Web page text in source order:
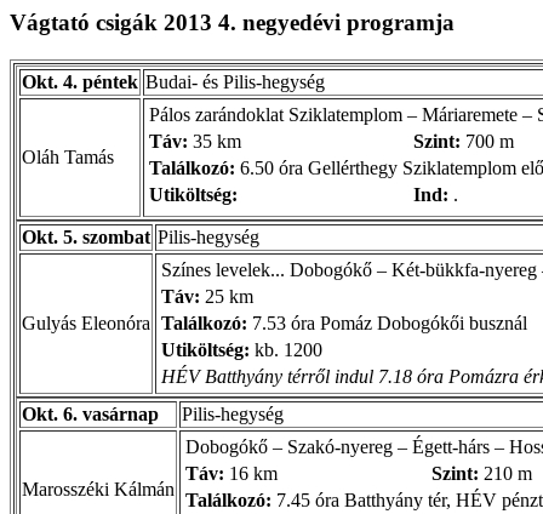
Vágtató csigák 2013 4. negyedévi programja
Okt. 4. péntek Budai- és Pilis-hegység
Oláh Tamás
Pálos zarándoklat Sziklatemplom – Máriaremete –
Táv: 35 km Szint: 700 m
Találkozó: 6.50 óra Gellérthegy Sziklatemplom
Utiköltség:
Ind: .
Okt. 5. szombat Pilis-hegység
Gulyás Eleonóra
Színes levelek... Dobogókő – Két-bükkfa-
Táv: 25 km
Találkozó: 7.53 óra Pomáz Dobogókői busznál
Utiköltség: kb. 1200
HÉV Batthyány térről indul 7.18 óra Pomázra
Okt. 6. vasárnap
Pilis-hegység
Marosszéki Kálmán
Dobogókő – Szakó-nyereg – Égett-hárs –
Táv: 16 km Szint: 210 m
Találkozó: 7.45 óra Batthyány tér, HÉV